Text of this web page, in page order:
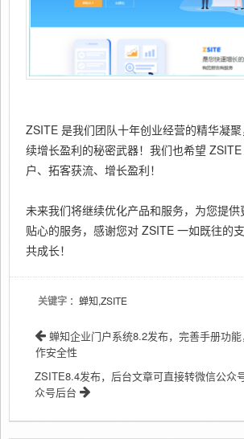
ZSITE 是我们团队十年创业经营的精华凝
续增长盈利的秘密武器！我们也希望
户、拓客获流、增长盈利！
未来我们将继续优化产品和服务，为您提
贴心的服务，感谢您对 ZSITE 一如既往的
共成长！
关键字 ：蝉知,ZSITE
蝉知企业门户系统8.2发布，完善手册功
作安全性
ZSITE8.4发布，后台文章可直接转微信公众
众号后台